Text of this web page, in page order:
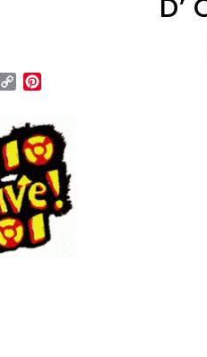
D’
Copy